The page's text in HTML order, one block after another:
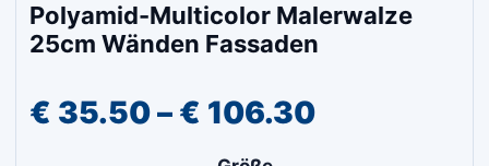
Polyamid-Multicolor Malerwalze
25cm Wänden Fassaden
€ 35.50– € 106.30